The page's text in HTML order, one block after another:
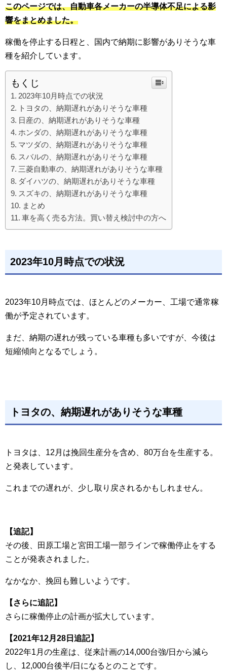
このページでは、自動車各メーカーの半導体不足による影
響をまとめました。
稼働を停止する日程と、国内で納期に影響がありそうな車
種を紹介しています。
もくじ
2023年10月時点での状況
トヨタの、納期遅れがありそうな車種
日産の、納期遅れがありそうな車種
ホンダの、納期遅れがありそうな車種
マツダの、納期遅れがありそうな車種
スバルの、納期遅れがありそうな車種
三菱自動車の、納期遅れがありそうな車種
ダイハツの、納期遅れがありそうな車種
スズキの、納期遅れがありそうな車種
まとめ
車を高く売る方法。買い替え検討中の方へ
2023年10月時点での状況
2023年10月時点では、ほとんどのメーカー、工場で通常稼
働が予定されています。
まだ、納期の遅れが残っている車種も多いですが、今後は
短縮傾向となるでしょう。
トヨタの、納期遅れがありそうな車種
トヨタは、12月は挽回生産分を含め、80万台を生産する。
と発表しています。
これまでの遅れが、少し取り戻されるかもしれません。
【追記】
その後、田原工場と宮田工場一部ラインで稼働停止をする
ことが発表されました。
なかなか、挽回も難しいようです。
【さらに追記】
さらに稼働停止の計画が拡大しています。
【2021年12月28日追記】
2022年1月の生産は、従来計画の14,000台強/日から減ら
し、12,000台後半/日になるとのことです。